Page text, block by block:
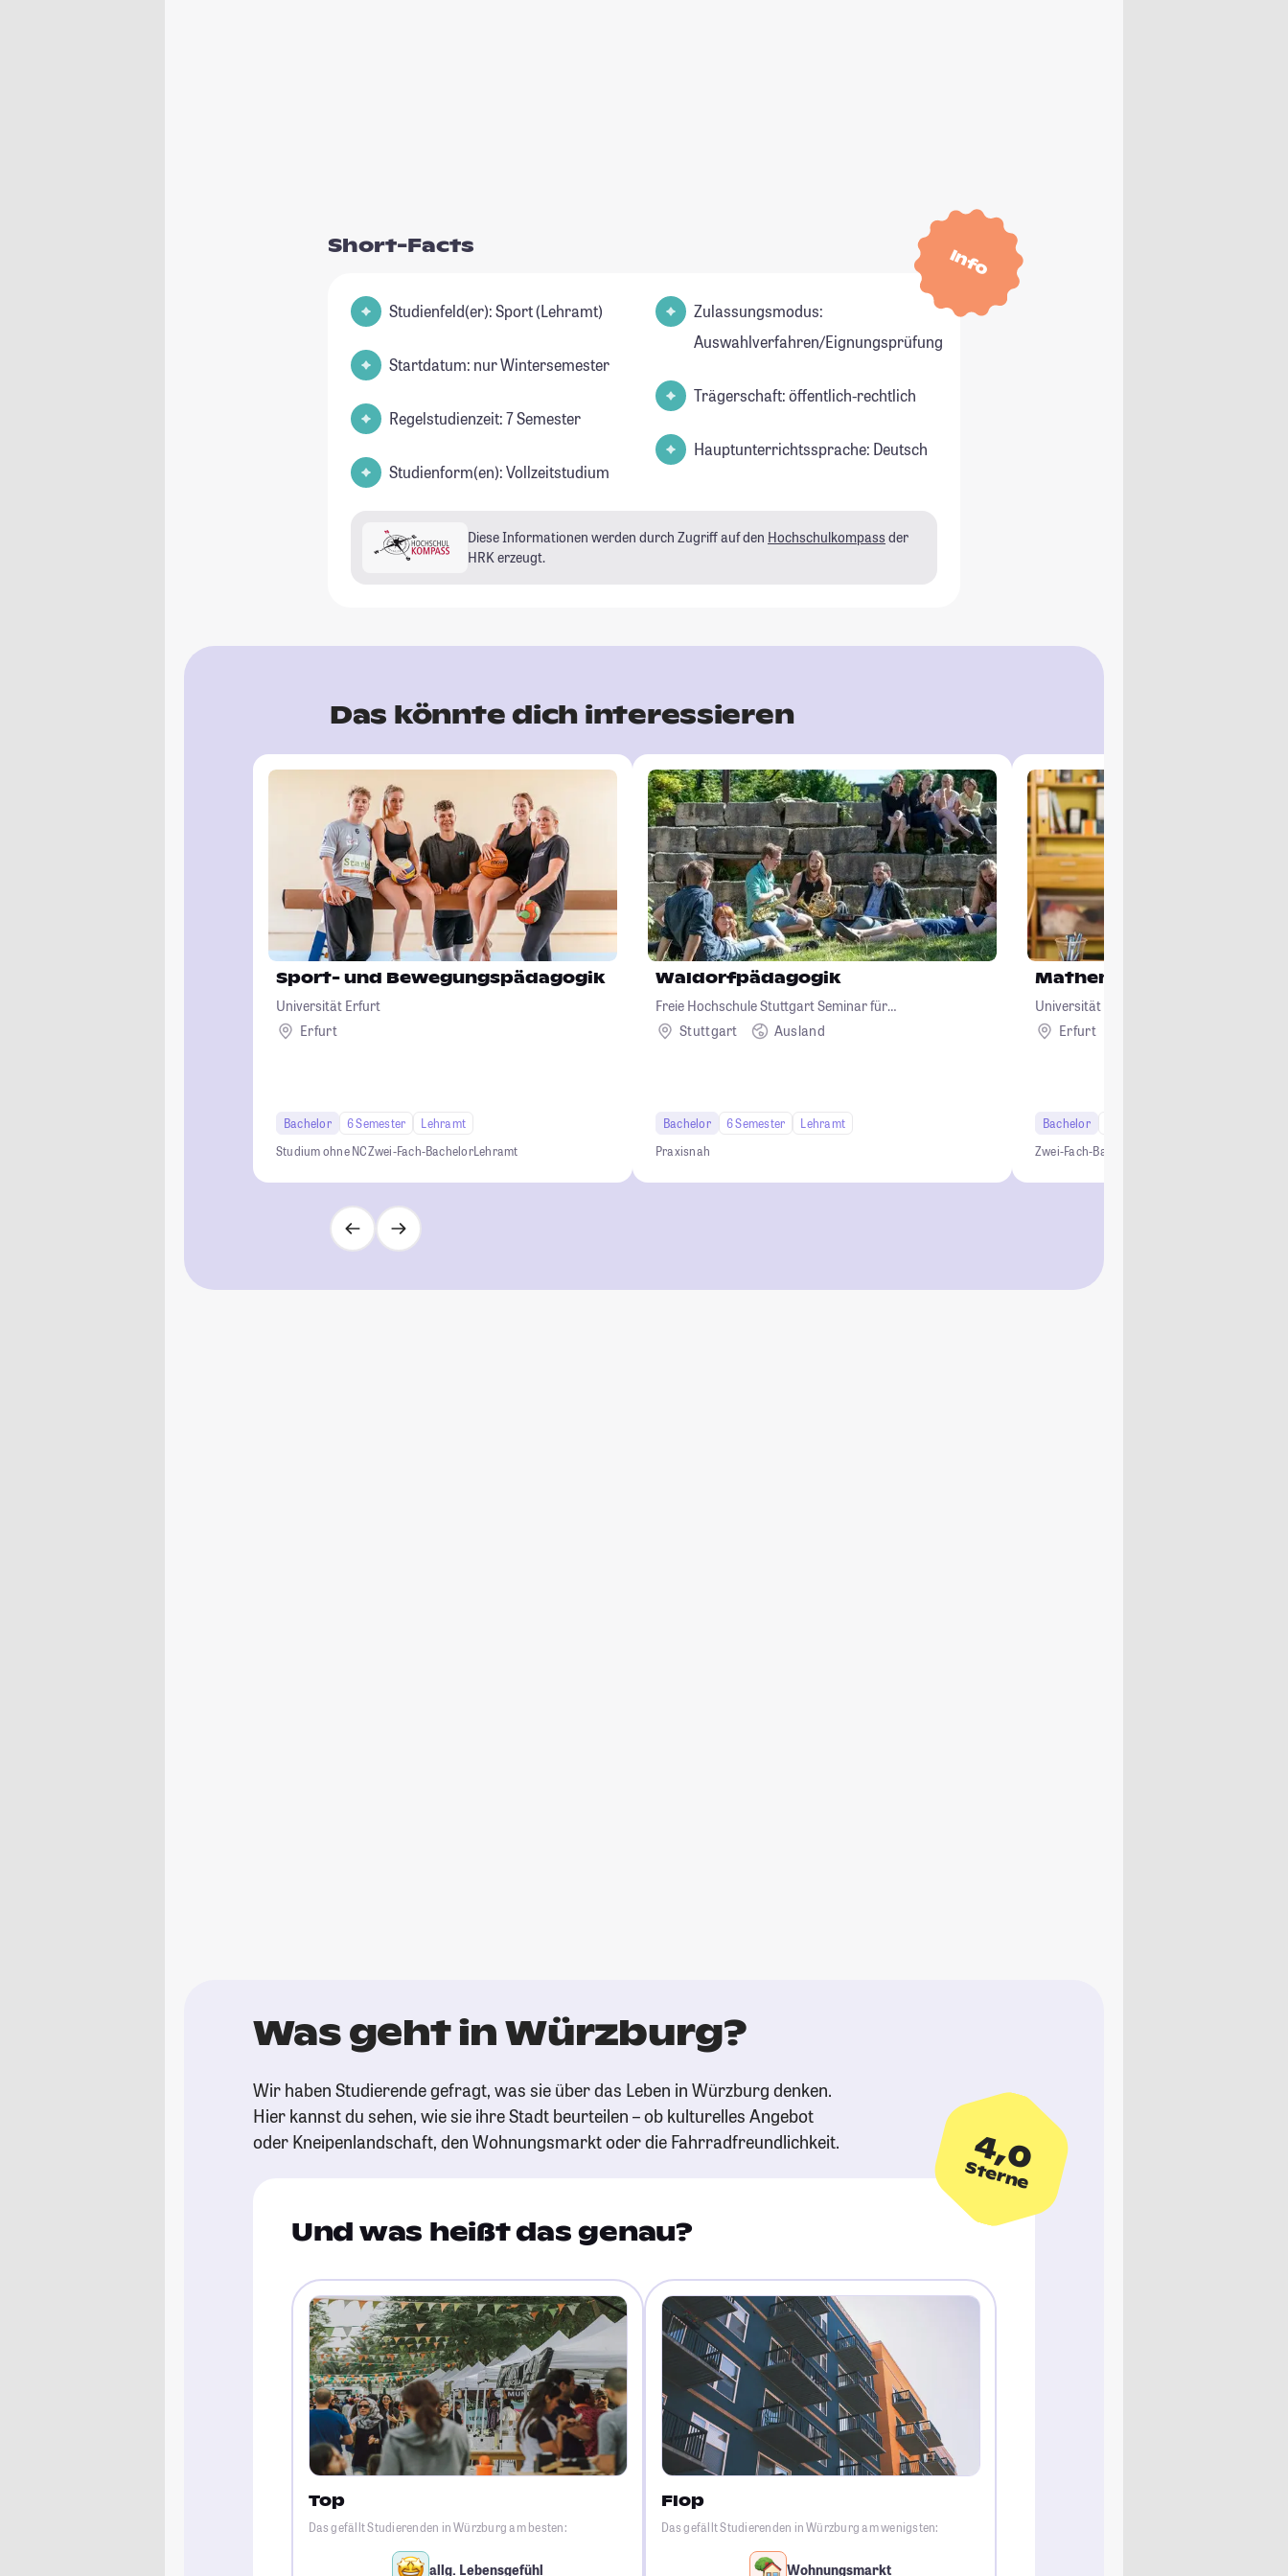
Info
Short-Facts
Studienfeld(er): Sport (Lehramt)
Startdatum: nur Wintersemester
Regelstudienzeit: 7 Semester
Studienform(en): Vollzeitstudium
Zulassungsmodus:
Auswahlverfahren/Eignungsprüfung
Trägerschaft: öffentlich-rechtlich
Hauptunterrichtssprache: Deutsch
Diese Informationen werden durch Zugriff auf den Hochschulkompass der
HRK erzeugt.
Das könnte dich interessieren
Sport- und Bewegungspädagogik
Universität Erfurt
Erfurt
Bachelor 6 Semester
Lehramt
Studium ohne NCZwei-Fach-BachelorLehramt
Waldorfpädagogik
Freie Hochschule Stuttgart Seminar für
Waldorfpädagogik
Stuttgart Ausland
Bachelor 6 Semester
Lehramt
Praxisnah
Mathematik
Universität Erfurt
Erfurt
Bachelor
Zwei-Fach-Bachelor
Was geht in Würzburg?
Wir haben Studierende gefragt, was sie über das Leben in Würzburg denken.
Hier kannst du sehen, wie sie ihre Stadt beurteilen – ob kulturelles Angebot
oder Kneipenlandschaft, den Wohnungsmarkt oder die Fahrradfreundlichkeit.
4,0
Sterne
Und was heißt das genau?
Top
Das gefällt Studierenden in Würzburg am besten:
allg. Lebensgefühl
Flop
Das gefällt Studierenden in Würzburg am wenigsten:
Wohnungsmarkt